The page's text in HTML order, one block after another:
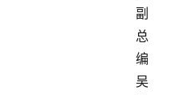
副
总
编
吴